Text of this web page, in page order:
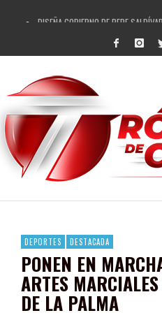
DISEÑA GOBIERNO DE PEPE
REFRENDAN LOS 28 DELEGADOS
FORTALECE GOBIERNO DE PEPE
GOBIERNO DE PEPE SALDÍVAR Y
CUARTA FERIA EXPO
RECONOCE PEPE SALDÍVAR A
EGRESA GOBIERNO DE
SON MUJERES GUADALUPENSES
DEPORTES DESTACADA
PONEN EN
ARTES
DE LA PALMA